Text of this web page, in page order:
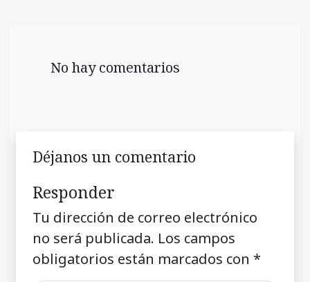
No hay comentarios
Déjanos un comentario
Responder
Tu dirección de correo electrónico
no será publicada. Los campos
obligatorios están marcados con *